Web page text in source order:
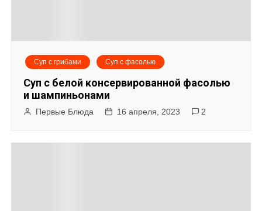
Суп с грибами Суп с фасолью
Суп с белой консервированной фасолью
и шампиньонами
Первые Блюда 16 апреля, 2023 2